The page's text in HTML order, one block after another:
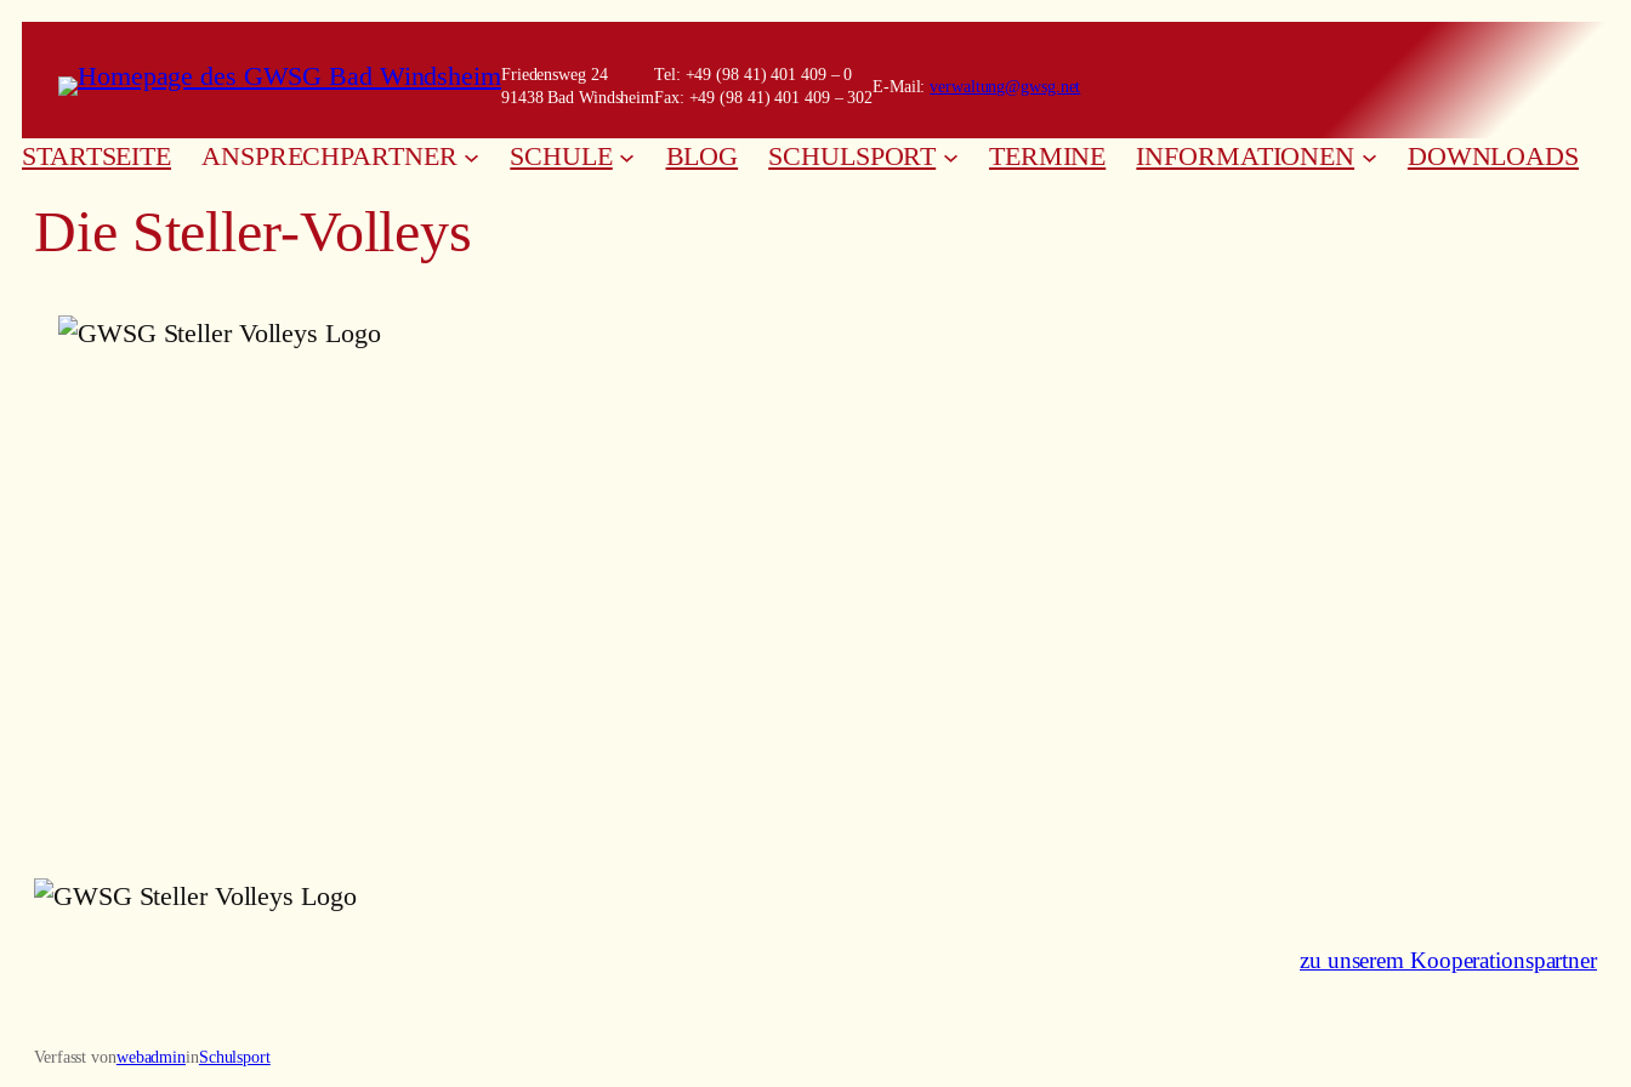
Zum
springen
Friedensweg 24
91438 Bad Windsheim
Tel: +49 (98 41) 401 409 – 0
Fax: +49 (98 41) 401 409 – 302
E-Mail:verwaltung@gwsg.net
STARTSEITE ANSPRECHPARTNER SCHULE BLOG SCHULSPORT TERMINE INFORMATIONEN DOWNLOADS
Die Steller-Volleys
zu unserem Kooperationspartner
Verfasst vonwebadmininSchulsport